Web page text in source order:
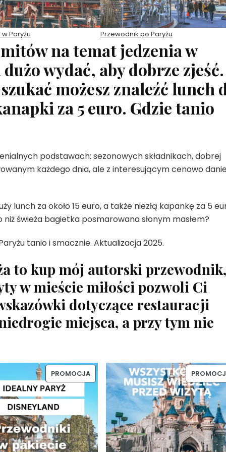
Paryżu Przewodnik po Paryżu
na temat jedzenia w
wydać, aby dobrze zjeść.
możesz znaleźć lunch
za 5 euro. Gdzie tanio
podstawach: sezonowych składnikach, dobrej
każdego dnia, ale z interesującym cenowo
lunch za około 15 euro, a także niezłą kapankę za 5
świeża bagietka posmarowana słonym masłem?
tanio i smacznie. Aktualizacja 2025.
to kup mój autorski przewodnik,
w mieście miłości pozwoli Ci
dotyczące restauracji
miejsca, a przy tym nie
PROMOCJAPRODUKT
PROMOCJI